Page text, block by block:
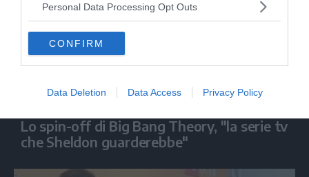
Personal Data Processing Opt Outs
CONFIRM
Data Deletion Data Access Privacy Policy
Lo spin-off di Big Bang Theory, "la serie tv
che Sheldon guarderebbe"